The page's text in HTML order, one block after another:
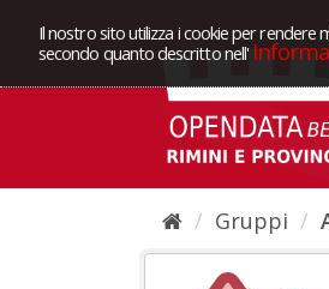
Il nostro sito utilizza i cookie per rendere
secondo quanto descritto nell'
Gruppi